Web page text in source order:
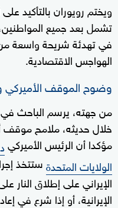
ويختم رويوران بالتأكيد
تشمل بعد جميع
في تهدئة شريحة واسعة
الهواجس الاقتصادية.
وضوح الموقف الأميركي
من جهته، يرسم الباحث في
خلال حديثه، ملامح موقف
مؤكدا أن الرئيس الأميركي
الولايات المتحدةستتخذ
الإيراني على إطلاق النار
الإيرانية، أو إذا شرع في